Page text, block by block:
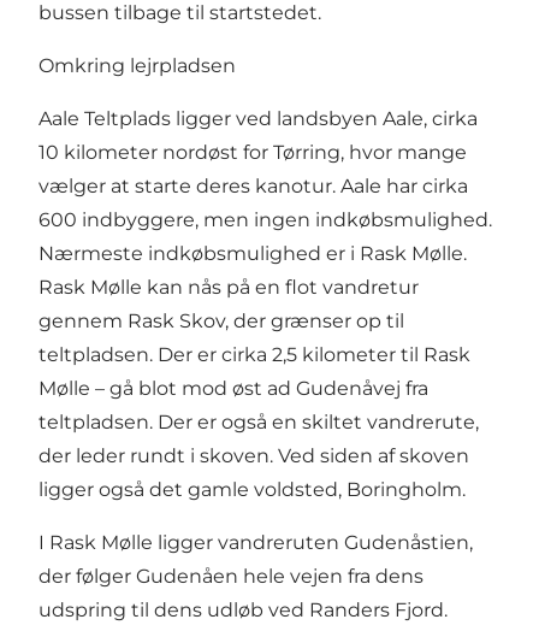
bussen tilbage til startstedet.
Omkring lejrpladsen
Aale Teltplads ligger ved landsbyen Aale, cirka
10 kilometer nordøst for Tørring, hvor mange
vælger at starte deres kanotur. Aale har cirka
600 indbyggere, men ingen indkøbsmulighed.
Nærmeste indkøbsmulighed er i Rask Mølle.
Rask Mølle kan nås på en flot vandretur
gennem Rask Skov, der grænser op til
teltpladsen. Der er cirka 2,5 kilometer til Rask
Mølle – gå blot mod øst ad Gudenåvej fra
teltpladsen. Der er også en skiltet vandrerute,
der leder rundt i skoven. Ved siden af skoven
ligger også det gamle voldsted, Boringholm.
I Rask Mølle ligger vandreruten Gudenåstien,
der følger Gudenåen hele vejen fra dens
udspring til dens udløb ved Randers Fjord.